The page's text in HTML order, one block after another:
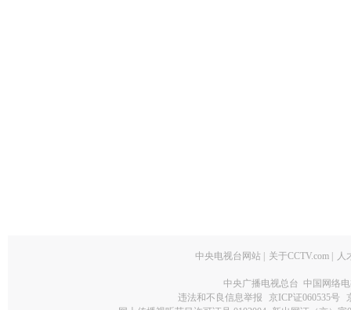
中央电视台网站 关于CCTV.com 人
中央广播电视总台 中国网络
违法和不良信息举报
京ICP证060535号